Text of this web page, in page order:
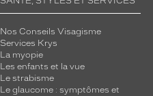
Nos Conseils Visagisme
Services Krys
La myopie
Les enfants et la vue
Le strabisme
Le glaucome : symptômes et